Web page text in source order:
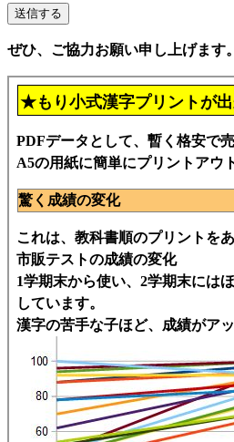
ぜひ、ご協力お願い申し上げます。